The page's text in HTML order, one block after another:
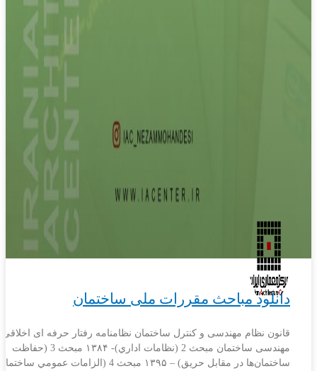
دانلود مباحث مقررات ملی ساختمان
قانون نظام مهندسی و کنترل ساختمان نظامنامه رفتار حرفه ای اخلاقی
مهندسی ساختمان مبحث 2 (نظامات اداري)- ۱۳۸۴ مبحث 3 (حفاظت
ساختمان‌ها در مقابل حريق) – ۱۳۹۵ مبحث 4 (الزامات عمومي